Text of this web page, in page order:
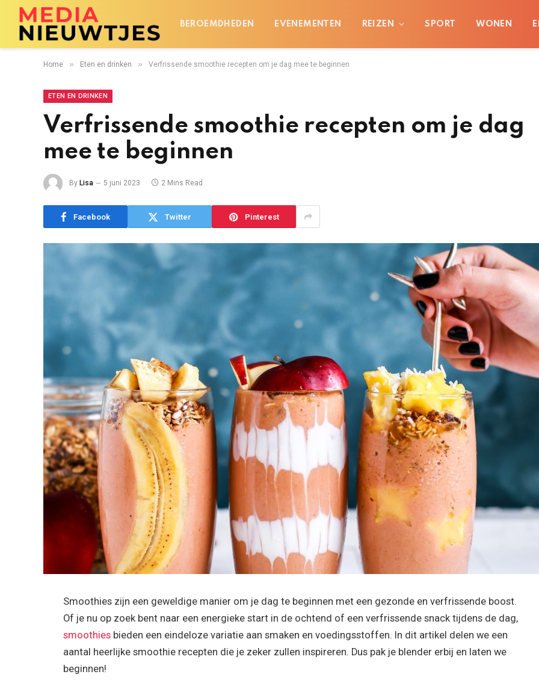
BEROEMDHEDEN EVENEMENTEN REIZEN SPORT WONEN
Home » Eten en drinken » Verfrissende smoothie recepten om je dag mee te beginnen
ETEN EN DRINKEN
Verfrissende smoothie recepten om je dag
mee te beginnen
By Lisa 5 juni 2023 2 Mins Read
Facebook Twitter Pinterest
Smoothies zijn een geweldige manier om je dag te beginnen met een gezonde en verfrissende boost.
Of je nu op zoek bent naar een energieke start in de ochtend of een verfrissende snack tijdens de dag,
smoothies bieden een eindeloze variatie aan smaken en voedingsstoffen. In dit artikel delen we een
aantal heerlijke smoothie recepten die je zeker zullen inspireren. Dus pak je blender erbij en laten we
beginnen!